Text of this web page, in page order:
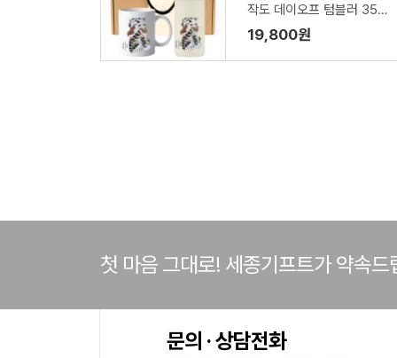
작도 데이오프 텀블러 350
ml 도자기 머그 기프팅
19,800원
첫 마음 그대로! 세종기프트가 약속드
문의 · 상담전화